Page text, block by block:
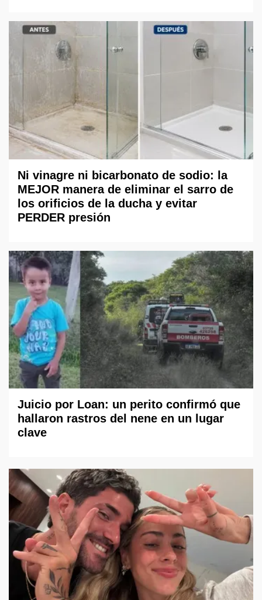
Ni vinagre ni bicarbonato de sodio: la
MEJOR manera de eliminar el sarro de
los orificios de la ducha y evitar
PERDER presión
Juicio por Loan: un perito confirmó que
hallaron rastros del nene en un lugar
clave